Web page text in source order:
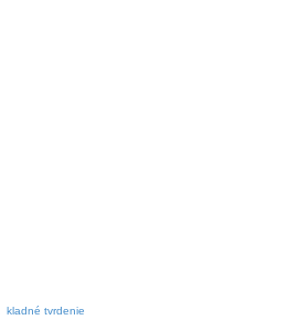
kladné tvrdenie